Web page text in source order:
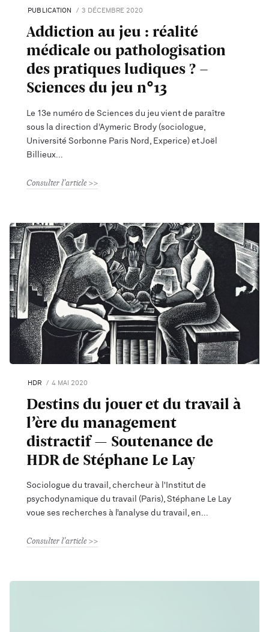
PUBLICATION 3 DÉCEMBRE 2020
Addiction au jeu : réalité
médicale ou pathologisation
des pratiques ludiques ? –
Sciences du jeu n°13
Le 13e numéro de Sciences du jeu vient de paraître
sous la direction d’Aymeric Brody (sociologue,
Université Sorbonne Paris Nord, Experice) et Joël
Billieux
Consulter l'article
HDR 4 MAI 2020
Destins du jouer et du travail à
l’ère du management
distractif — Soutenance de
HDR de Stéphane Le Lay
Sociologue du travail, chercheur à l'Institut de
psychodynamique du travail (Paris), Stéphane Le Lay
voue ses recherches à l’analyse du travail, en
Consulter l'article